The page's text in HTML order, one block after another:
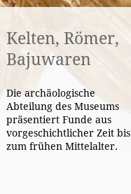
Kelten, Römer,
Bajuwaren
Die archäologische
Abteilung des Museums
präsentiert Funde aus
vorgeschichtlicher Zeit bis
zum frühen Mittelalter.